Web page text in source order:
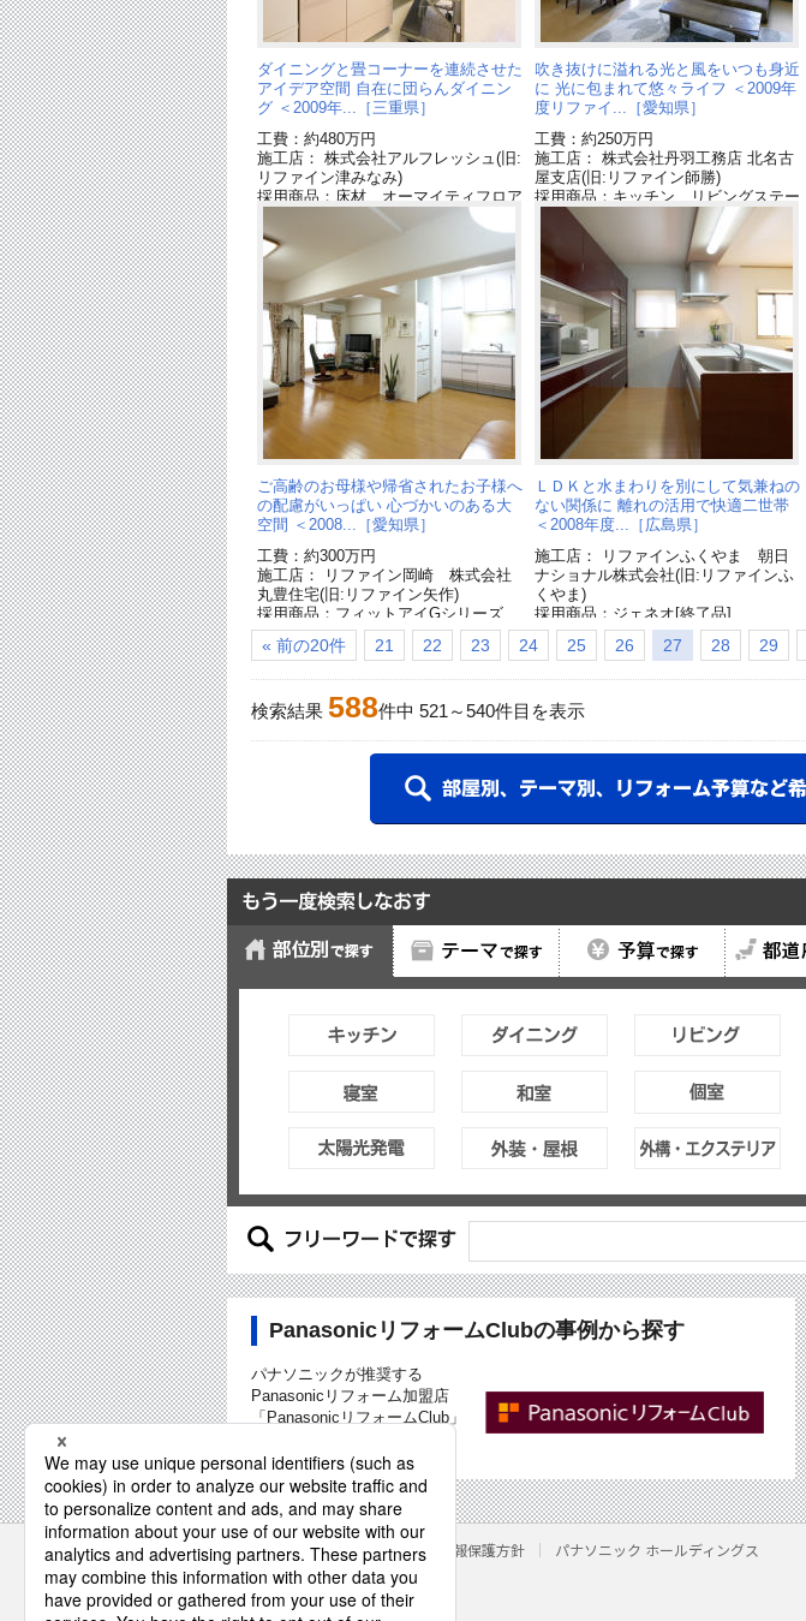
ダイニングと畳コーナーを連続させた
アイデア空間 自在に団らんダイニン
グ ＜2009年...［三重県］
工費：約480万円
施工店： 株式会社アルフレッシュ(旧:
リファイン津みなみ)
採用商品：床材 オーマイティフロア
採用商品：キッチン リビングステー
ションL[終了品]
吹き抜けに溢れる光と風をいつも身近
に 光に包まれて悠々ライフ ＜2009年
度リファイ...［愛知県］
工費：約250万円
施工店： 株式会社丹羽工務店 北名古
屋支店(旧:リファイン師勝)
採用商品：キッチン リビングステー
ションL[終了品]
ご高齢のお母様や帰省されたお子様へ
の配慮がいっぱい 心づかいのある大
空間 ＜2008...［愛知県］
工費：約300万円
施工店： リファイン岡崎 株式会社
丸豊住宅(旧:リファイン矢作)
採用商品：フィットアイGシリーズ
[終了品]
ＬＤＫと水まわりを別にして気兼ねの
ない関係に 離れの活用で快適二世帯
＜2008年度...［広島県］
施工店： リファインふくやま 朝日
ナショナル株式会社(旧:リファインふ
くやま)
採用商品：ジェネオ[終了品]
« 前の20件 21 22 23 24 25 26 27 28 29
検索結果 588件中 521 ～540件目を表示
PanasonicリフォームClubの事例から探す
パナソニックが推奨する
Panasonicリフォーム加盟店
「PanasonicリフォームClub」
サイトのご利用にあたって クッキーポリシー 個人情報保護方針 パナソニック ホールディングス
パナソニック株式会社
© Panasonic Corporation